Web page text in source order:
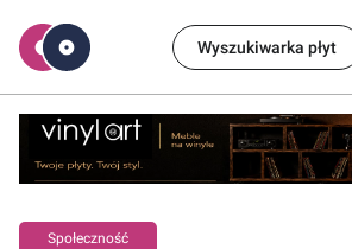
Wyszukiwarka płyt
Społeczność